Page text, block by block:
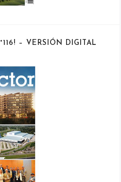
– VERSIÓN DIGITAL